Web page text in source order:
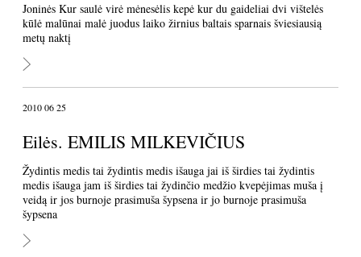
Joninės Kur saulė virė mėnesėlis kepė kur du gaideliai dvi vištelės
kūlė malūnai malė juodus laiko žirnius baltais sparnais šviesiausią
metų naktį
2010 06 25
Eilės. EMILIS MILKEVIČIUS
Žydintis medis tai žydintis medis išauga jai iš širdies tai žydintis
medis išauga jam iš širdies tai žydinčio medžio kvepėjimas muša į
veidą ir jos burnoje prasimuša šypsena ir jo burnoje prasimuša
šypsena